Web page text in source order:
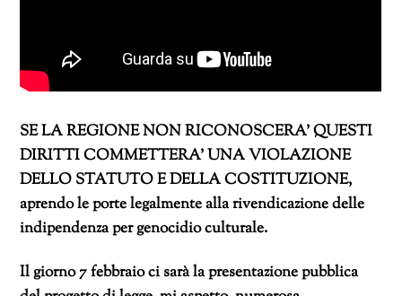
SE LA REGIONE NON RICONOSCERA’ QUESTI
DIRITTI COMMETTERA’ UNA VIOLAZIONE
DELLO STATUTO E DELLA COSTITUZIONE,
aprendo le porte legalmente alla rivendicazione delle
indipendenza per genocidio culturale.
Il giorno 7 febbraio ci sarà la presentazione pubblica